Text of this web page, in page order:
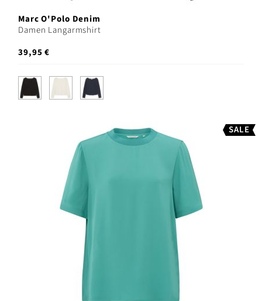
Marc O'Polo Denim
Damen Langarmshirt
39,95 €
SALE